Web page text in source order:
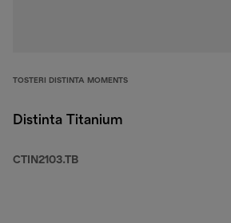
TOSTERI DISTINTA MOMENTS
Distinta Titanium
CTIN2103.TB